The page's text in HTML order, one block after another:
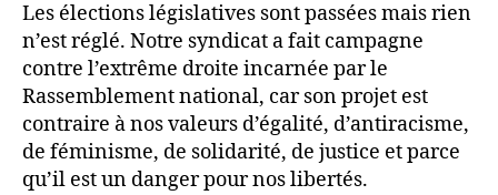
Les élections législatives sont passées mais rien
n’est réglé. Notre syndicat a fait campagne
contre l’extrême droite incarnée par le
Rassemblement national, car son projet est
contraire à nos valeurs d’égalité, d’antiracisme,
de féminisme, de solidarité, de justice et parce
qu’il est un danger pour nos libertés.